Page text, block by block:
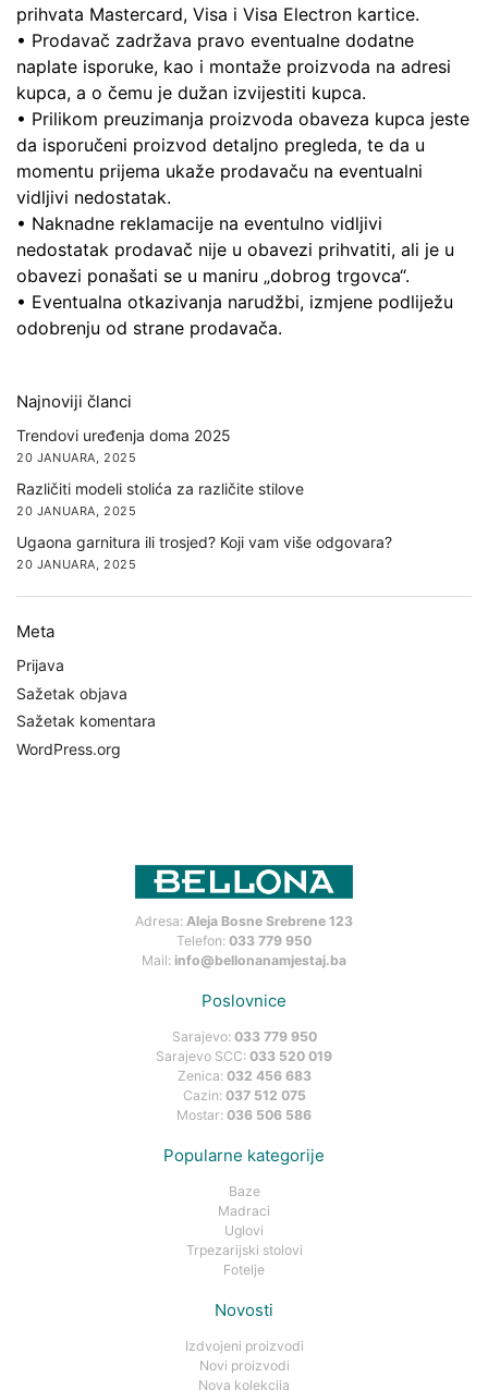
prihvata Mastercard, Visa i Visa Electron kartice.
• Prodavač zadržava pravo eventualne dodatne
naplate isporuke, kao i montaže proizvoda na adresi
kupca, a o čemu je dužan izvijestiti kupca.
• Prilikom preuzimanja proizvoda obaveza kupca jeste
da isporučeni proizvod detaljno pregleda, te da u
momentu prijema ukaže prodavaču na eventualni
vidljivi nedostatak.
• Naknadne reklamacije na eventulno vidljivi
nedostatak prodavač nije u obavezi prihvatiti, ali je u
obavezi ponašati se u maniru „dobrog trgovca“.
• Eventualna otkazivanja narudžbi, izmjene podliježu
odobrenju od strane prodavača.
Najnoviji članci
Trendovi uređenja doma 2025
20 JANUARA, 2025
Različiti modeli stolića za različite stilove
20 JANUARA, 2025
Ugaona garnitura ili trosjed? Koji vam više odgovara?
20 JANUARA, 2025
Meta
Prijava
Sažetak objava
Sažetak komentara
WordPress.org
Adresa: Aleja Bosne Srebrene 123
Telefon: 033 779 950
Mail: info@bellonanamjestaj.ba
Poslovnice
Sarajevo: 033 779 950
Sarajevo SCC: 033 520 019
Zenica: 032 456 683
Cazin: 037 512 075
Mostar: 036 506 586
Popularne kategorije
Baze
Madraci
Uglovi
Trpezarijski stolovi
Fotelje
Novosti
Izdvojeni proizvodi
Novi proizvodi
Nova kolekcija